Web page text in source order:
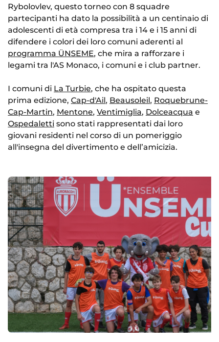
Rybolovlev, questo torneo con 8 squadre
partecipanti ha dato la possibilità a un centinaio di
adolescenti di età compresa tra i 14 e i 15 anni di
difendere i colori dei loro comuni aderenti al
programma ÜNSEME, che mira a rafforzare i
legami tra l'AS Monaco, i comuni e i club partner.
I comuni di La Turbie, che ha ospitato questa
prima edizione, Cap-d'Ail, Beausoleil, Roquebrune-
Cap-Martin, Mentone, Ventimiglia, Dolceacqua e
Ospedaletti sono stati rappresentati dai loro
giovani residenti nel corso di un pomeriggio
all'insegna del divertimento e dell’amicizia.